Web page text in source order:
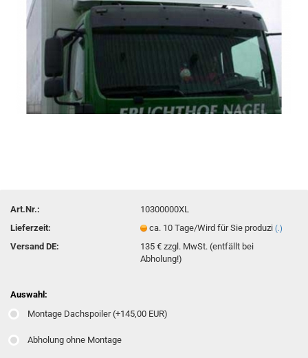
Art.Nr.:
10300000XL
Lieferzeit:
ca. 10 Tage/Wird für Sie produzi(.)
Versand DE:
135 € zzgl. MwSt. (entfällt bei
Abholung!)
Auswahl:
Montage Dachspoiler (+145,00 EUR)
Abholung ohne Montage